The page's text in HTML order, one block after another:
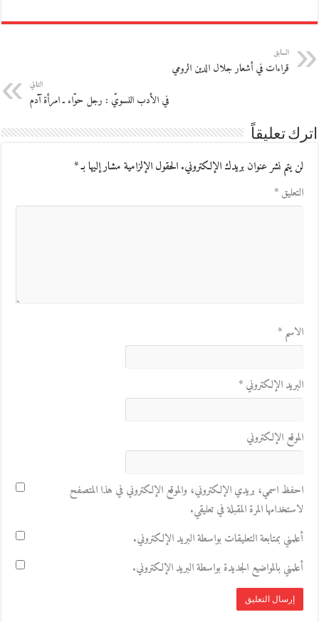
السابق
قراءات في أشعار جلال الدين الرومي
التالي
في الأدب النسويّ : رجل حوّاء ـ امرأة آدم
اترك تعليقاً
لن يتم نشر عنوان بريدك الإلكتروني.الحقول الإلزامية مشار إليها بـ*
التعليق*
الاسم*
البريد الإلكتروني*
الموقع الإلكتروني
احفظ اسمي، بريدي الإلكتروني، والموقع الإلكتروني في هذا المتصفح
لاستخدامها المرة المقبلة في تعليقي.
أعلمني بمتابعة التعليقات بواسطة البريد الإلكتروني.
أعلمني بالمواضيع الجديدة بواسطة البريد الإلكتروني.